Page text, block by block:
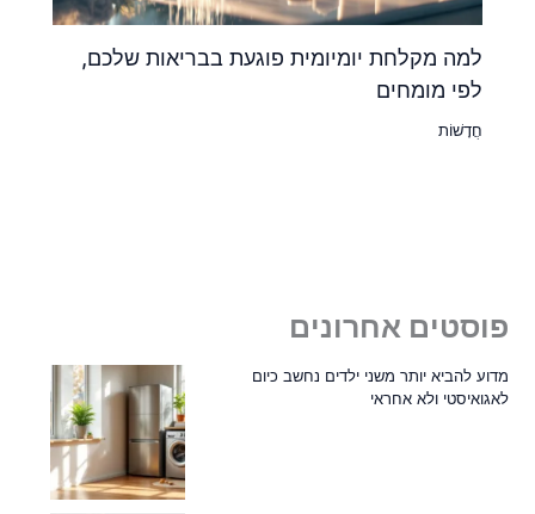
למה מקלחת יומיומית פוגעת בבריאות שלכם,
לפי מומחים
חֲדָשׁוֹת
פוסטים אחרונים
מדוע להביא יותר משני ילדים נחשב כיום
לאגואיסטי ולא אחראי